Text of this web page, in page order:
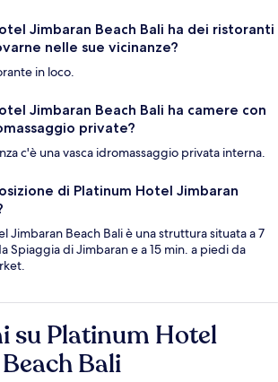
Jimbaran Beach Bali ha dei ristoranti
nelle sue vicinanze?
in loco.
Jimbaran Beach Bali ha camere con
private?
c'è una vasca idromassaggio privata interna.
di Platinum Hotel Jimbaran
Jimbaran Beach Bali è una struttura situata a 7
Spiaggia di Jimbaran e a 15 min. a piedi da
su Platinum Hotel
Bali